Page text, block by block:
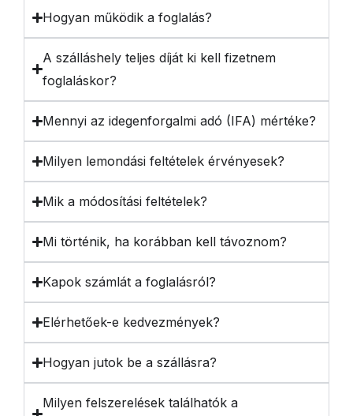
Hogyan működik a foglalás?
A szálláshely teljes díját ki kell fizetnem
foglaláskor?
Mennyi az idegenforgalmi adó (IFA) mértéke?
Milyen lemondási feltételek érvényesek?
Mik a módosítási feltételek?
Mi történik, ha korábban kell távoznom?
Kapok számlát a foglalásról?
Elérhetőek-e kedvezmények?
Hogyan jutok be a szállásra?
Milyen felszerelések találhatók a